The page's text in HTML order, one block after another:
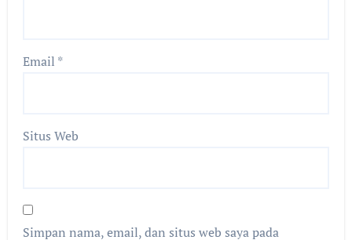
Email *
Situs Web
Simpan nama, email, dan situs web saya pada